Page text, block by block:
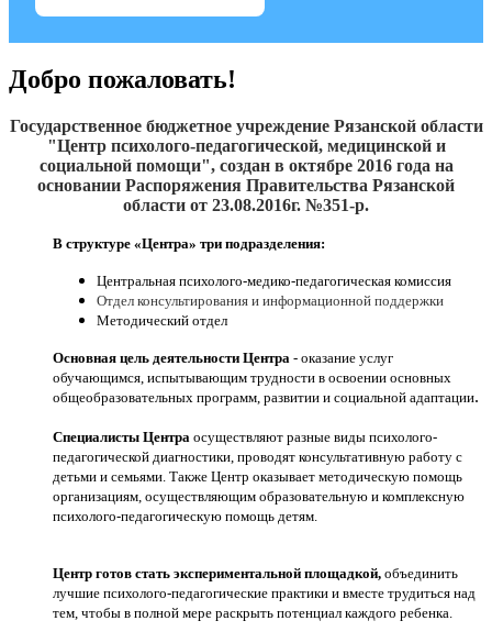
Добро пожаловать!
Государственное бюджетное учреждение Рязанской области
"Центр психолого-педагогической, медицинской и
социальной помощи", создан в октябре 2016года на
основании Распоряжения Правительства Рязанской
области от 23.08.2016г. №351-р.
В структуре «Центра» три подразделения:
Центральная психолого-медико-педагогическая комиссия
Отдел консультирования и информационной поддержки
Методический отдел
Основная цель деятельности Центра - оказание услуг
обучающимся, испытывающим трудности в освоении основных
общеобразовательных программ, развитии и социальной адаптации.
Специалисты Центра осуществляют разные виды психолого-
педагогической диагностики, проводят консультативную работу с
детьми и семьями. Также Центр оказывает методическую помощь
организациям, осуществляющим образовательную и комплексную
психолого-педагогическую помощь детям.
Центр готов стать экспериментальной площадкой, объединить
лучшие психолого-педагогические практики и вместе трудиться над
тем, чтобы в полной мере раскрыть потенциал каждого ребенка.